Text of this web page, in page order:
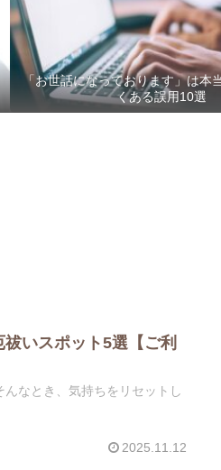
「お世話になっております」は本
くある誤用10選
いスポット5選【ご利
なとき、気持ちをリセットし
2025.11.12